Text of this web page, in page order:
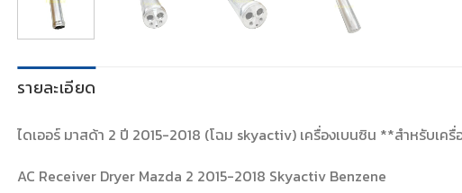
รายละเอียด
ไดเออร์ มาสด้า 2 ปี 2015-2018 (โฉม skyactiv) เครื่องเบนซิน **สำหรับเค
AC Receiver Dryer Mazda 2 2015-2018 Skyactiv Benzene